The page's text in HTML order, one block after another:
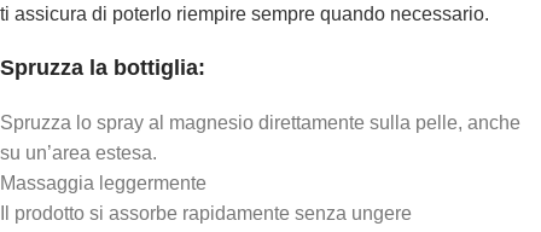
ti assicura di poterlo riempire sempre quando necessario.
Spruzza la bottiglia:
Spruzza lo spray al magnesio direttamente sulla pelle, anche
su un’area estesa.
Massaggia leggermente
Il prodotto si assorbe rapidamente senza ungere